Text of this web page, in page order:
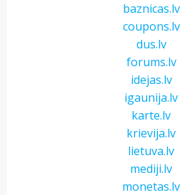
baznicas.lv
coupons.lv
dus.lv
forums.lv
idejas.lv
igaunija.lv
karte.lv
krievija.lv
lietuva.lv
mediji.lv
monetas.lv